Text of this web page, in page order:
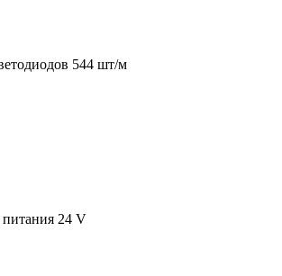
544 шт/м
24 V